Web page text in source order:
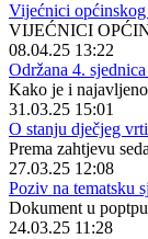
Vijećnici
VIJEĆNICI
08.04.25 13:22
Održana 4.
Kako je i
31.03.25 15:01
O stanju dječjeg
Prema zahtjevu
27.03.25 12:08
Poziv na tematsku
Dokument u
24.03.25 11:28